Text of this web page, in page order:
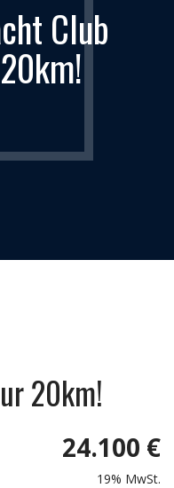
Club
20km!
24.100 €
19% MwSt.